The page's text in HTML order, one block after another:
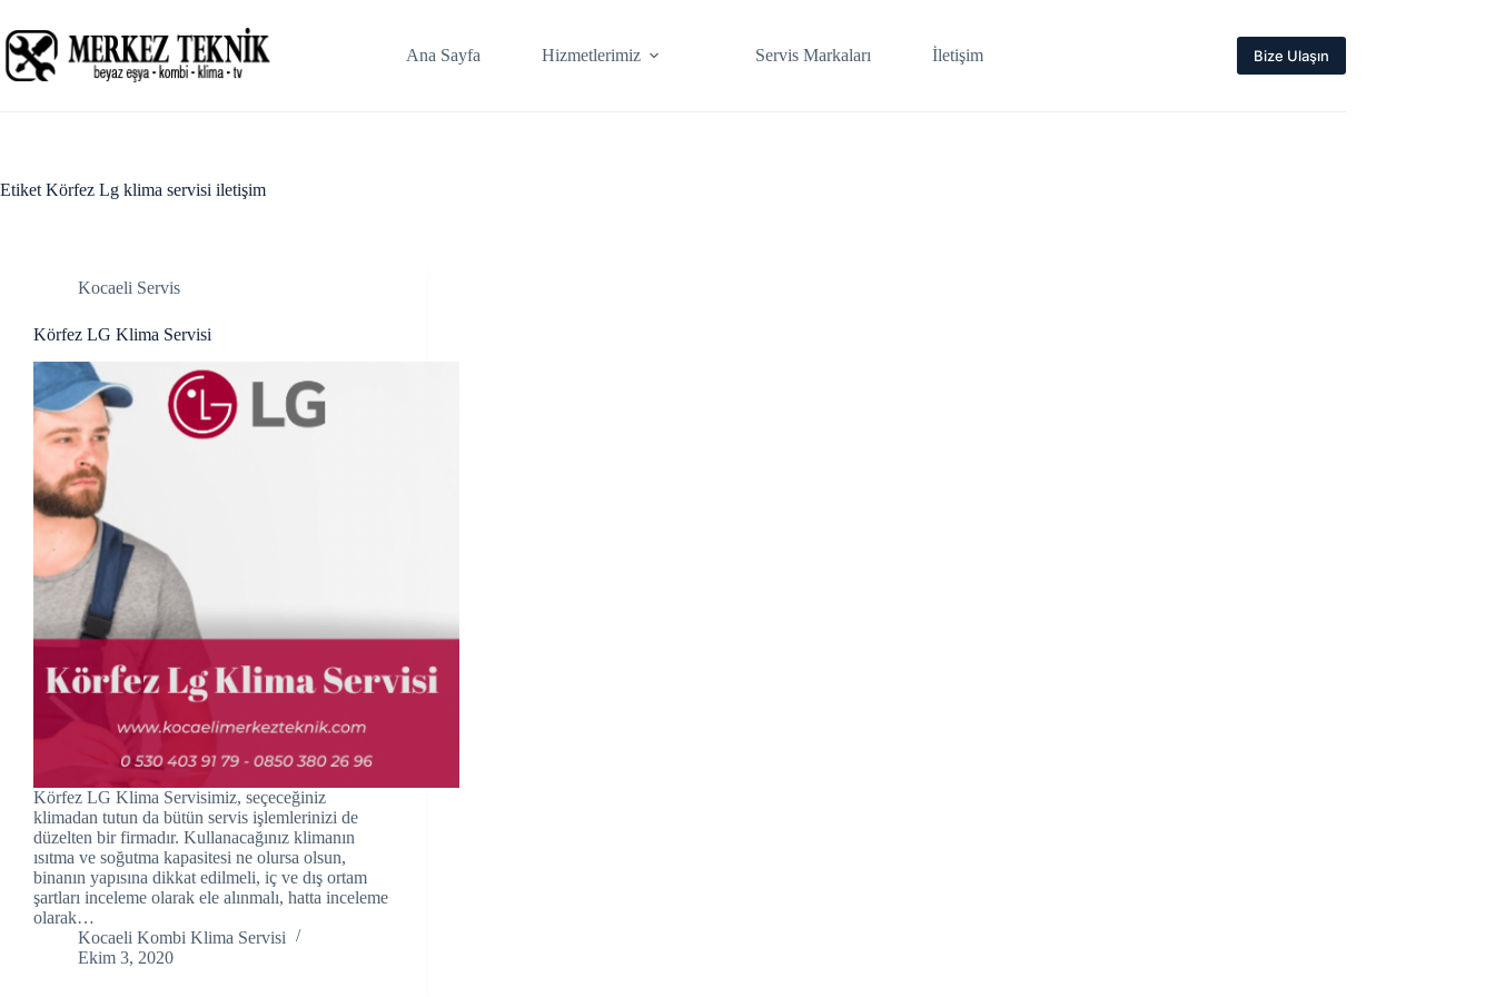
panel
panel
panel
panel
panel
panel
panel
panel
Panel
panel
panel
panel
panel
Panel
to
content
Ana Sayfa Hizmetlerimiz Servis Markaları İletişim Bize Ulaşın
Etiket Körfez Lg klima servisi iletişim
Kocaeli Servis
Körfez LG Klima Servisi
Körfez LG Klima Servisimiz, seçeceğiniz
klimadan tutun da bütün servis işlemlerinizi de
düzelten bir firmadır. Kullanacağınız klimanın
ısıtma ve soğutma kapasitesi ne olursa olsun,
binanın yapısına dikkat edilmeli, iç ve dış ortam
şartları inceleme olarak ele alınmalı, hatta inceleme
olarak…
Kocaeli Kombi Klima Servisi
Ekim 3, 2020